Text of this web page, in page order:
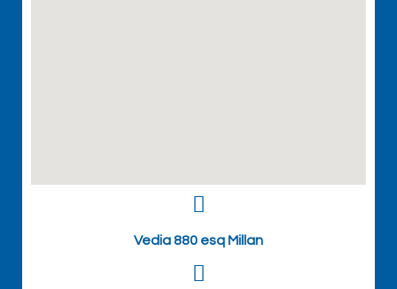
Vedia 880 esq Millan